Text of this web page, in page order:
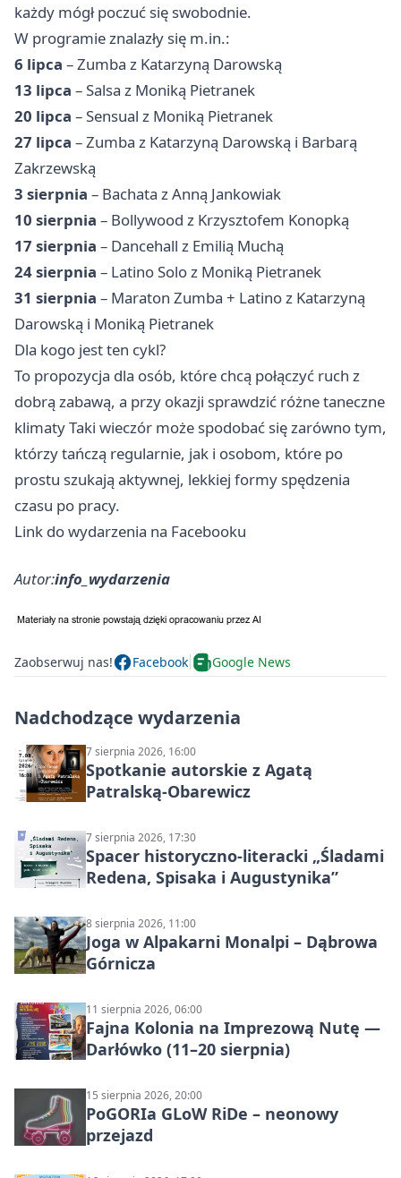
każdy mógł poczuć się swobodnie.
W programie znalazły się m.in.:
6 lipca – Zumba z Katarzyną Darowską
13 lipca – Salsa z Moniką Pietranek
20 lipca – Sensual z Moniką Pietranek
27 lipca – Zumba z Katarzyną Darowską i Barbarą
Zakrzewską
3 sierpnia – Bachata z Anną Jankowiak
10 sierpnia – Bollywood z Krzysztofem Konopką
17 sierpnia – Dancehall z Emilią Muchą
24 sierpnia – Latino Solo z Moniką Pietranek
31 sierpnia – Maraton Zumba + Latino z Katarzyną
Darowską i Moniką Pietranek
Dla kogo jest ten cykl?
To propozycja dla osób, które chcą połączyć ruch z
dobrą zabawą, a przy okazji sprawdzić różne taneczne
klimaty Taki wieczór może spodobać się zarówno tym,
którzy tańczą regularnie, jak i osobom, które po
prostu szukają aktywnej, lekkiej formy spędzenia
czasu po pracy.
Link do wydarzenia na Facebooku
Autor:info_wydarzenia
Zaobserwuj nas! Facebook Google News
Nadchodzące wydarzenia
7 sierpnia 2026, 16:00
Spotkanie autorskie z Agatą
Patralską-Obarewicz
7 sierpnia 2026, 17:30
Spacer historyczno-literacki „Śladami
Redena, Spisaka i Augustynika”
8 sierpnia 2026, 11:00
Joga w Alpakarni Monalpi – Dąbrowa
Górnicza
11 sierpnia 2026, 06:00
Fajna Kolonia na Imprezową Nutę —
Darłówko (11–20 sierpnia)
15 sierpnia 2026, 20:00
PoGORIa GLoW RiDe – neonowy
przejazd